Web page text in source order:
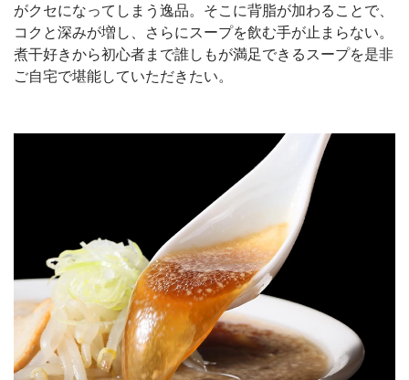
がクセになってしまう逸品。そこに背脂が加わることで、
コクと深みが増し、さらにスープを飲む手が止まらない。
煮干好きから初心者まで誰しもが満足できるスープを是非
ご自宅で堪能していただきたい。